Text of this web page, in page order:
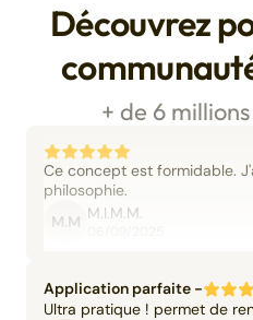
Découvrez
+ de 6
Ce concept est formidable.
philosophie.
M.M M.I.M.M.
Application parfaite -
Ultra pratique ! permet de